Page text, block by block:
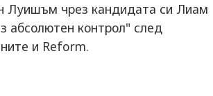
Луишъм чрез кандидата си Лиам
абсолютен контрол" след
и Reform.